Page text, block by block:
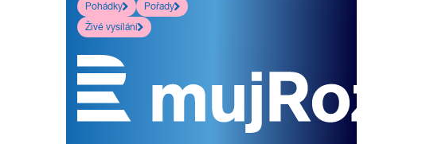
Pohádky
Pořady
Živé vysílání